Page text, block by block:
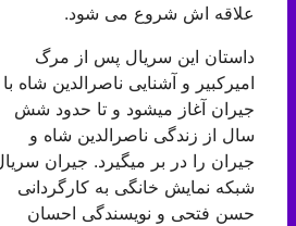
علاقه اش شروع می شود.
داستان این سریال پس از مرگ
امیرکبیر و آشنایی ناصرالدین شاه با
جیران آغاز میشود و تا حدود شش
سال از زندگی ناصرالدین شاه و
جیران را در بر میگیرد. جیران سریال
شبکه نمایش خانگی به کارگردانی
حسن فتحی و نویسندگی احسان